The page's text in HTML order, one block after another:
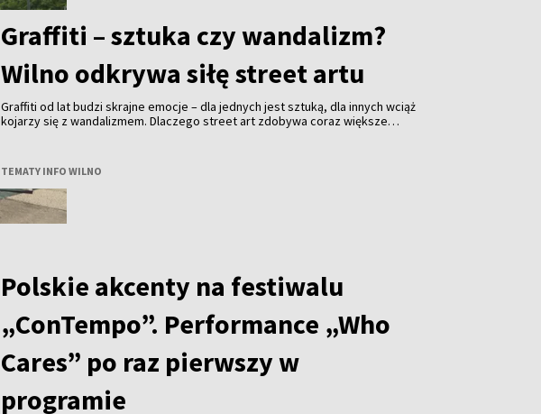
Graffiti – sztuka czy wandalizm?
Wilno odkrywa siłę street artu
Graffiti od lat budzi skrajne emocje – dla jednych jest sztuką, dla innych wciąż
kojarzy się z wandalizmem. Dlaczego street art zdobywa coraz większe
TEMATY INFO WILNO
Polskie akcenty na festiwalu
„ConTempo”. Performance „Who
Cares” po raz pierwszy w
programie